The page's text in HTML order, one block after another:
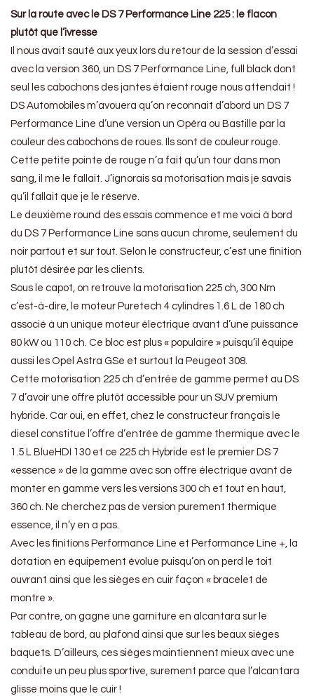
Sur la route avec le DS 7 Performance Line 225 : le flacon
plutôt que l’ivresse
Il nous avait sauté aux yeux lors du retour de la session d’essai
avec la version 360, un DS 7 Performance Line, full black dont
seul les cabochons des jantes étaient rouge nous attendait !
DS Automobiles m’avouera qu’on reconnait d’abord un DS 7
Performance Line d’une version un Opéra ou Bastille par la
couleur des cabochons de roues. Ils sont de couleur rouge.
Cette petite pointe de rouge n’a fait qu’un tour dans mon
sang, il me le fallait. J’ignorais sa motorisation mais je savais
qu’il fallait que je le réserve.
Le deuxième round des essais commence et me voici à bord
du DS 7 Performance Line sans aucun chrome, seulement du
noir partout et sur tout. Selon le constructeur, c’est une finition
plutôt désirée par les clients.
Sous le capot, on retrouve la motorisation 225 ch, 300 Nm
c’est-à-dire, le moteur Puretech 4 cylindres 1.6 L de 180 ch
associé à un unique moteur électrique avant d’une puissance
80 kW ou 110 ch. Ce bloc est plus « populaire » puisqu’il équipe
aussi les Opel Astra GSe et surtout la Peugeot 308.
Cette motorisation 225 ch d’entrée de gamme permet au DS
7 d’avoir une offre plutôt accessible pour un SUV premium
hybride. Car oui, en effet, chez le constructeur français le
diesel constitue l’offre d’entrée de gamme thermique avec le
1.5 L BlueHDI 130 et ce 225 ch Hybride est le premier DS 7
«essence » de la gamme avec son offre électrique avant de
monter en gamme vers les versions 300 ch et tout en haut,
360 ch. Ne cherchez pas de version purement thermique
essence, il n’y en a pas.
Avec les finitions Performance Line et Performance Line +, la
dotation en équipement évolue puisqu’on on perd le toit
ouvrant ainsi que les sièges en cuir façon « bracelet de
montre ».
Par contre, on gagne une garniture en alcantara sur le
tableau de bord, au plafond ainsi que sur les beaux sièges
baquets. D’ailleurs, ces sièges maintiennent mieux avec une
conduite un peu plus sportive, surement parce que l’alcantara
glisse moins que le cuir !